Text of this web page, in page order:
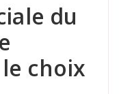
du
choix